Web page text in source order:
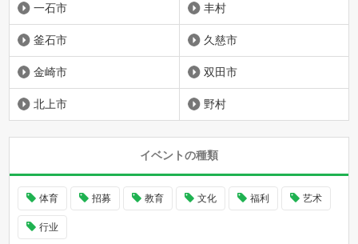
一石市 丰村
釜石市 久慈市
金崎市 双田市
北上市 野村
イベントの種類
体育 招募 教育 文化 福利 艺术
行业